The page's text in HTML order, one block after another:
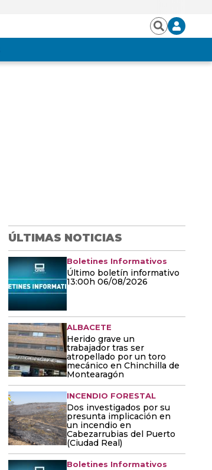
BuscarIniciar
sesión
ÚLTIMAS NOTICIAS
Boletines Informativos
Último boletín informativo
13:00h 06/08/2026
ALBACETE
Herido grave un
trabajador tras ser
atropellado por un toro
mecánico en Chinchilla de
Montearagón
INCENDIO FORESTAL
Dos investigados por su
presunta implicación en
un incendio en
Cabezarrubias del Puerto
(Ciudad Real)
Boletines Informativos